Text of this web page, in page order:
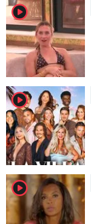
player2
player2
player2